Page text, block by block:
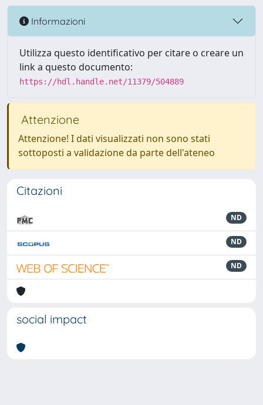
Informazioni
Utilizza questo identificativo per citare o creare un
link a questo documento:
https://hdl.handle.net/11379/504889
Attenzione
Attenzione! I dati visualizzati non sono stati
sottoposti a validazione da parte dell'ateneo
Citazioni
ND
ND
ND
social impact